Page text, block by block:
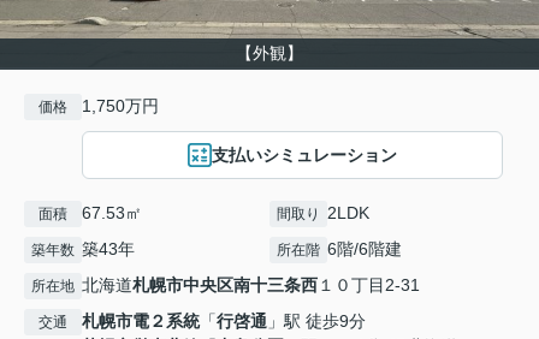
【外観】
価格 1,750万円
支払いシミュレーション
面積 67.53㎡ 間取り 2LDK
築年数 築43年 所在階 6階/6階建
所在地 北海道札幌市中央区南十三条西 １０丁目2-31
交通 札幌市電２系統「行啓通 」駅 徒歩9分